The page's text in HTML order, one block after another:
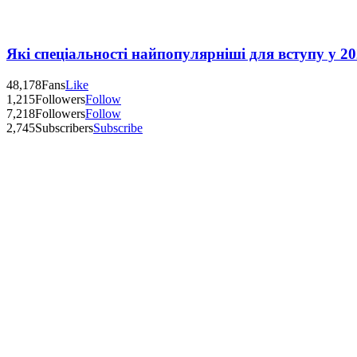
Які спеціальності найпопулярніші для вступу у
48,178FansLike
1,215FollowersFollow
7,218FollowersFollow
2,745SubscribersSubscribe